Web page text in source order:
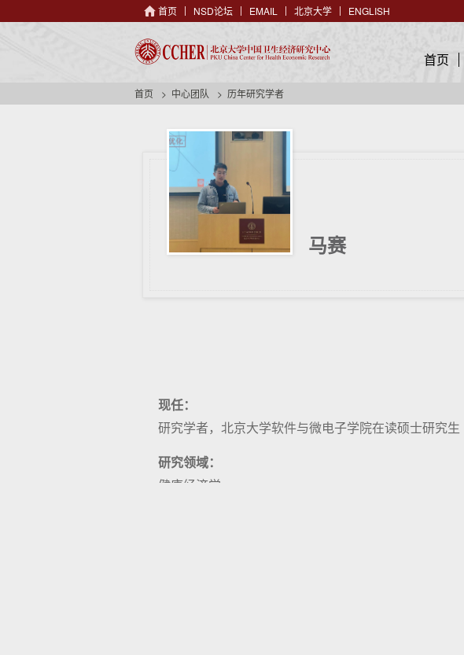
首页 NSD论坛 EMAIL 北京大学 ENGLISH
首页
首页 中心团队 历年研究学者
马赛
现任：
研究学者，北京大学软件与微电子学院在读硕士研究生
研究领域：
健康经济学